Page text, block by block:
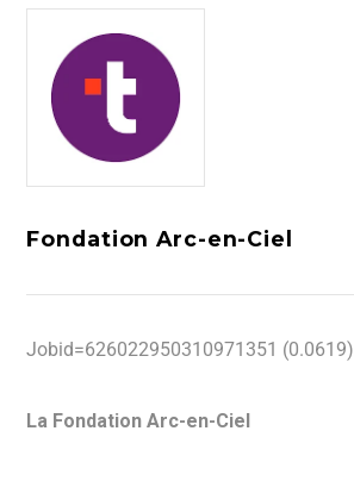
Fondation Arc-en-Ciel
Jobid=626022950310971351 (0.0619)
La Fondation Arc-en-Ciel